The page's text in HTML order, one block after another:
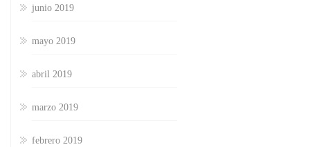
junio 2019
mayo 2019
abril 2019
marzo 2019
febrero 2019